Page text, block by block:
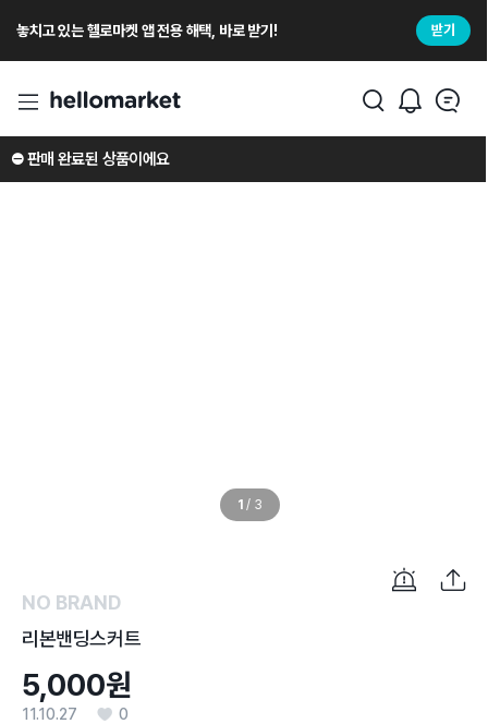
놓치고 있는 헬로마켓 앱 전용 해택, 바로 받기! 받기
1 / 3
⛔️ 판매 완료된 상품이에요
NO BRAND
리본밴딩스커트
5,000원
11.10.27 0